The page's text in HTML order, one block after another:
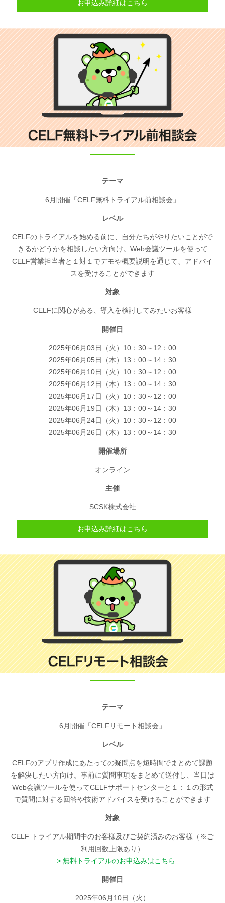
お申込み詳細はこちら
テーマ
6月開催「CELF無料トライアル前相談会」
レベル
CELFのトライアルを始める前に、自分たちがやりたいことがで
きるかどうかを相談したい方向け。Web会議ツールを使って
CELF営業担当者と１対１でデモや概要説明を通じて、アドバイ
スを受けることができます
対象
CELFに関心がある、導入を検討してみたいお客様
開催日
2025年06月03日（火）10：30～12：00
2025年06月05日（木）13：00～14：30
2025年06月10日（火）10：30～12：00
2025年06月12日（木）13：00～14：30
2025年06月17日（火）10：30～12：00
2025年06月19日（木）13：00～14：30
2025年06月24日（火）10：30～12：00
2025年06月26日（木）13：00～14：30
開催場所
オンライン
主催
SCSK株式会社
お申込み詳細はこちら
テーマ
6月開催「CELFリモート相談会」
レベル
CELFのアプリ作成にあたっての疑問点を短時間でまとめて課題
を解決したい方向け。事前に質問事項をまとめて送付し、当日は
Web会議ツールを使ってCELFサポートセンターと１：１の形式
で質問に対する回答や技術アドバイスを受けることができます
対象
CELF トライアル期間中のお客様及びご契約済みのお客様（※ご
利用回数上限あり）
無料トライアルのお申込みはこちら
開催日
2025年06月10日（火）